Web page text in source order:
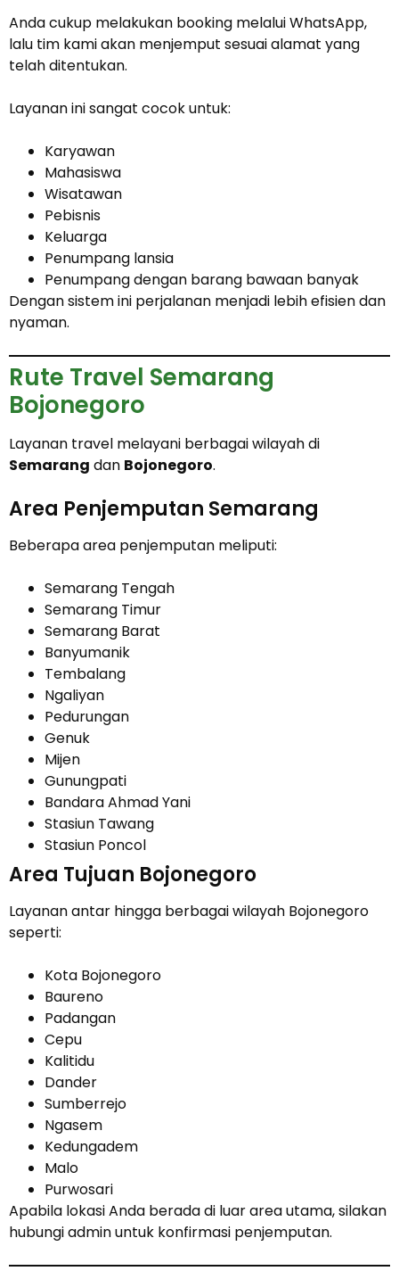
Anda cukup melakukan booking melalui WhatsApp,
lalu tim kami akan menjemput sesuai alamat yang
telah ditentukan.
Layanan ini sangat cocok untuk:
Karyawan
Mahasiswa
Wisatawan
Pebisnis
Keluarga
Penumpang lansia
Penumpang dengan barang bawaan banyak
Dengan sistem ini perjalanan menjadi lebih efisien dan
nyaman.
Rute Travel Semarang
Bojonegoro
Layanan travel melayani berbagai wilayah di
Semarang dan Bojonegoro.
Area Penjemputan Semarang
Beberapa area penjemputan meliputi:
Semarang Tengah
Semarang Timur
Semarang Barat
Banyumanik
Tembalang
Ngaliyan
Pedurungan
Genuk
Mijen
Gunungpati
Bandara Ahmad Yani
Stasiun Tawang
Stasiun Poncol
Area Tujuan Bojonegoro
Layanan antar hingga berbagai wilayah Bojonegoro
seperti:
Kota Bojonegoro
Baureno
Padangan
Cepu
Kalitidu
Dander
Sumberrejo
Ngasem
Kedungadem
Malo
Purwosari
Apabila lokasi Anda berada di luar area utama, silakan
hubungi admin untuk konfirmasi penjemputan.